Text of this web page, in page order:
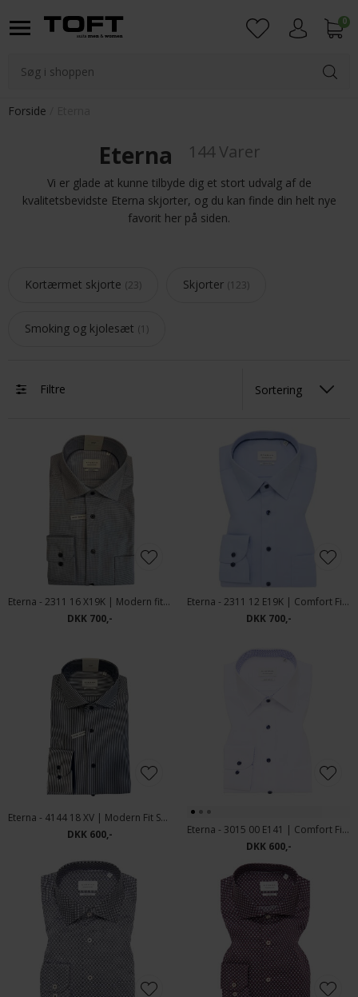
0
Forside
Eterna 144 Varer
Vi er glade at kunne tilbyde dig et stort udvalg af de
kvalitetsbevidste Eterna skjorter, og du kan finde din helt nye
favorit her på siden.
Kortærmet skjorte 23 Skjorter 123
Smoking og kjolesæt 1
Filtre
Eterna - 2311 16 X19K | Modern fit Skjorte Blå
DKK 700,-
Eterna - 2311 12 E19K | Comfort Fit Skjorte Lyseblå
DKK 700,-
Eterna - 4144 18 XV | Modern Fit Skjorte
DKK 600,-
Eterna - 3015 00 E141 | Comfort Fit Hvid
DKK 600,-